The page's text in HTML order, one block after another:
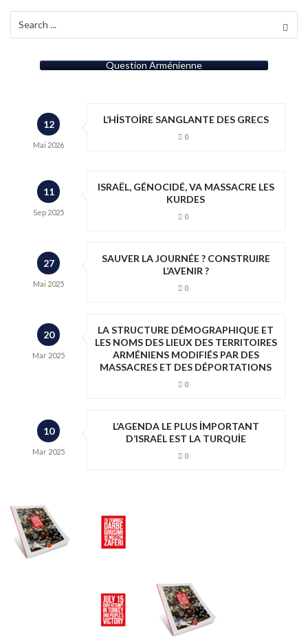
for:
Question Arménienne
12
Mai 2026
L’HİSTOİRE SANGLANTE DES GRECS
0
11
Sep 2025
ISRAËL, GÉNOCIDÉ, VA MASSACRE LES
KURDES
0
27
Mai 2025
SAUVER LA JOURNÉE ? CONSTRUIRE
L’AVENIR ?
0
20
Mar 2025
LA STRUCTURE DÉMOGRAPHIQUE ET
LES NOMS DES LIEUX DES TERRITOIRES
ARMÉNIENS MODIFIÉS PAR DES
MASSACRES ET DES DÉPORTATIONS
0
10
Mar 2025
L’AGENDA LE PLUS İMPORTANT
D’ISRAËL EST LA TURQUİE
0